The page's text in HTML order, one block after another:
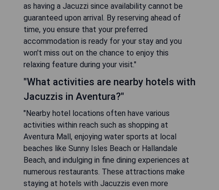
as having a Jacuzzi since availability cannot be
guaranteed upon arrival. By reserving ahead of
time, you ensure that your preferred
accommodation is ready for your stay and you
won't miss out on the chance to enjoy this
relaxing feature during your visit."
"What activities are nearby hotels with
Jacuzzis in Aventura?"
"Nearby hotel locations often have various
activities within reach such as shopping at
Aventura Mall, enjoying water sports at local
beaches like Sunny Isles Beach or Hallandale
Beach, and indulging in fine dining experiences at
numerous restaurants. These attractions make
staying at hotels with Jacuzzis even more